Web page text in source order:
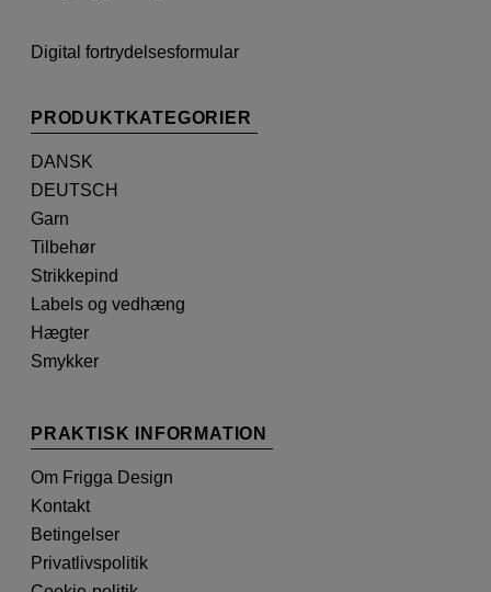
Digital fortrydelsesformular
PRODUKTKATEGORIER
DANSK
DEUTSCH
Garn
Tilbehør
Strikkepind
Labels og vedhæng
Hægter
Smykker
PRAKTISK INFORMATION
Om Frigga Design
Kontakt
Betingelser
Privatlivspolitik